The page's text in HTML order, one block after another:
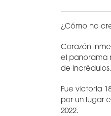
¿Cómo no
Corazón
el panorama
de incrédulos.
Fue victoria
por un lugar
2022.